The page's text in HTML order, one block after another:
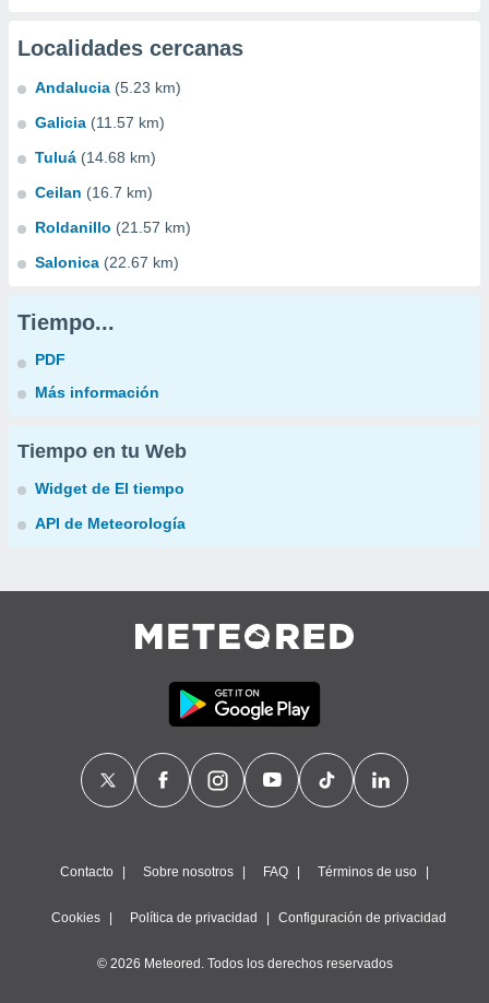
Localidades cercanas
Andalucia (5.23 km)
Galicia (11.57 km)
Tuluá (14.68 km)
Ceilan (16.7 km)
Roldanillo (21.57 km)
Salonica (22.67 km)
Tiempo...
PDF
Más información
Tiempo en tu Web
Widget de El tiempo
API de Meteorología
Contacto Sobre nosotros FAQ Términos de uso
Cookies Política de privacidad Configuración de privacidad
© 2026 Meteored. Todos los derechos reservados